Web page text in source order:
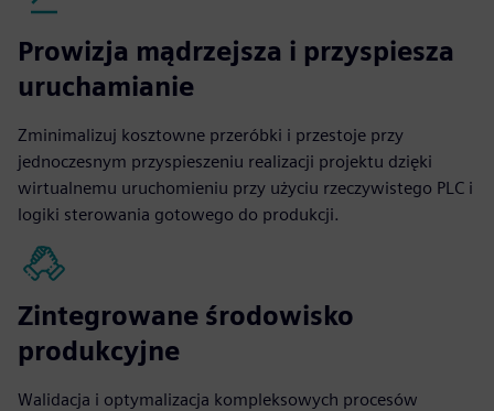
Prowizja mądrzejsza i przyspiesza
uruchamianie
Zminimalizuj kosztowne przeróbki i przestoje przy
jednoczesnym przyspieszeniu realizacji projektu dzięki
wirtualnemu uruchomieniu przy użyciu rzeczywistego PLC i
logiki sterowania gotowego do produkcji.
Zintegrowane środowisko
produkcyjne
Walidacja i optymalizacja kompleksowych procesów